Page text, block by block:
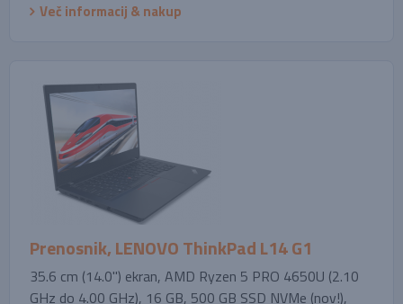
Več informacij & nakup
Prenosnik, LENOVO ThinkPad L14 G1
35.6 cm (14.0'') ekran, AMD Ryzen 5 PRO 4650U (2.10
GHz do 4.00 GHz), 16 GB, 500 GB SSD NVMe (nov!),